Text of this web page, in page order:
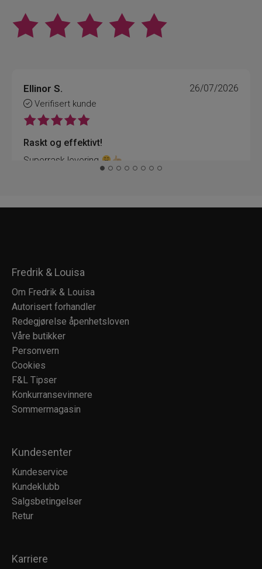
Ellinor S.
Verifisert kunde
26/07/2026
Raskt og effektivt!
Superrask levering
Fredrik & Louisa
Om Fredrik & Louisa
Autorisert forhandler
Redegjørelse åpenhetsloven
Våre butikker
Personvern
Cookies
F&L Tipser
Konkurransevinnere
Sommermagasin
Kundesenter
Kundeservice
Kundeklubb
Salgsbetingelser
Retur
Karriere